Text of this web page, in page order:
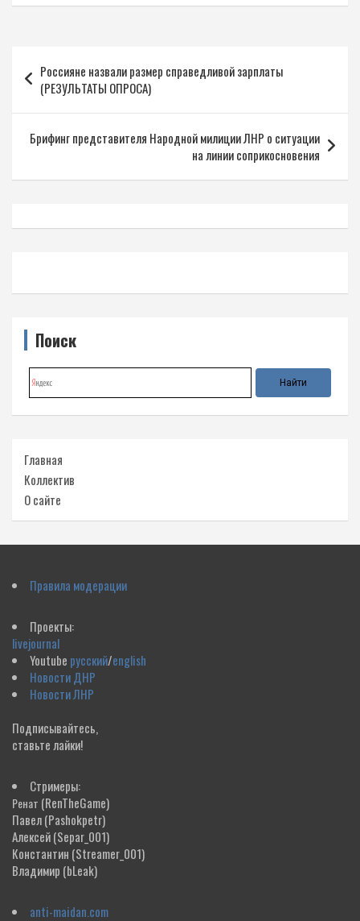
по
записям
Россияне назвали размер справедливой зарплаты
(РЕЗУЛЬТАТЫ ОПРОСА)
Брифинг представителя Народной милиции ЛНР о ситуации
на линии соприкосновения
Поиск
Главная
Коллектив
О сайте
Правила модерации
Проекты:
livejournal
Youtube русский/english
Новости ДНР
Новости ЛНР
Подписывайтесь,
ставьте лайки!
Стримеры:
Ренат (RenTheGame)
Павел(Pashokpetr)
Алексей(Separ_001)
Константин (Streamer_001)
Владимир (bLeak)
anti-maidan.com